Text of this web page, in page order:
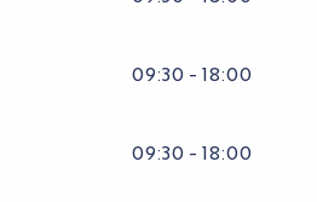
09:30 - 18:00
09:30 - 18:00